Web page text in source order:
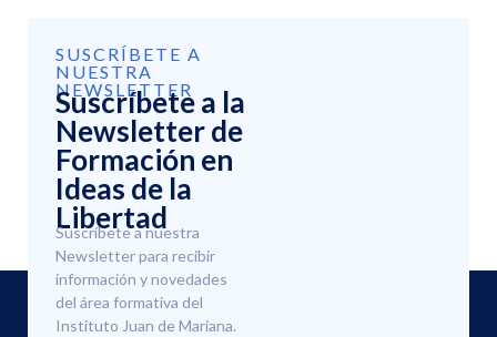
SUSCRÍBETE A
NUESTRA
NEWSLETTER
Suscríbete a la
Newsletter de
Formación en
Ideas de la
Libertad
Suscríbete a nuestra
Newsletter para recibir
información y novedades
del área formativa del
Instituto Juan de Mariana.